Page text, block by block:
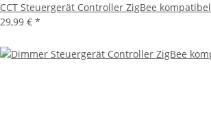
CCT Steuergerät Controller ZigBee kompatibel
29,99 € *